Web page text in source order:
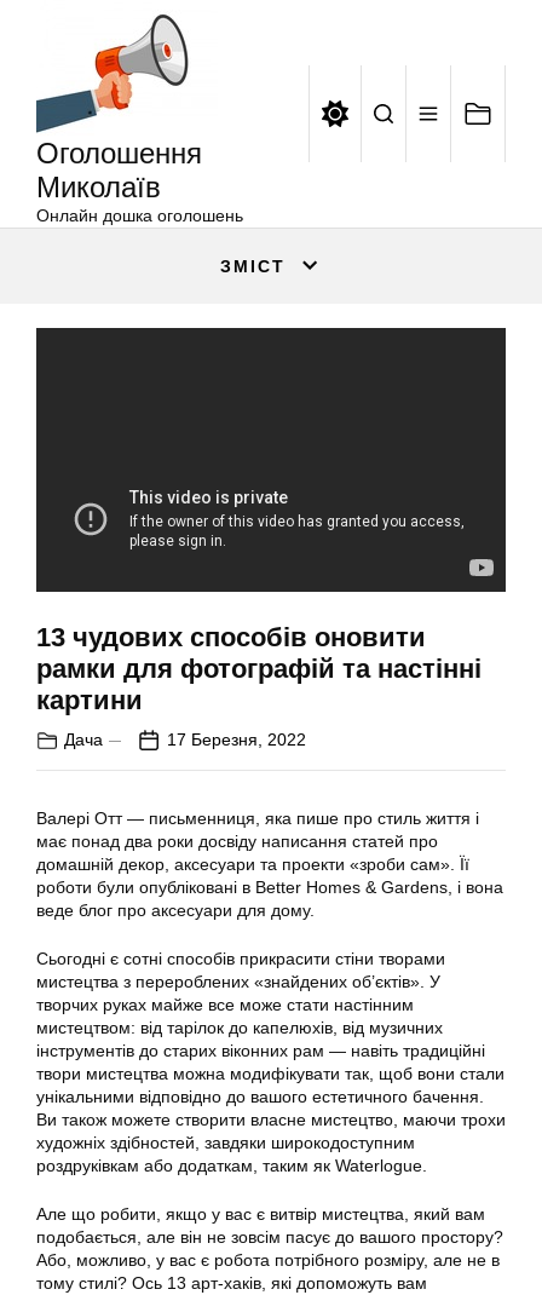
Оголошення
Миколаїв
Онлайн дошка оголошень
ЗМІСТ
13 чудових способів оновити
рамки для фотографій та настінні
картини
Дача 17 Березня, 2022
Валері Отт — письменниця, яка пише про стиль життя і
має понад два роки досвіду написання статей про
домашній декор, аксесуари та проекти «зроби сам». Її
роботи були опубліковані в Better Homes & Gardens, і вона
веде блог про аксесуари для дому.
Сьогодні є сотні способів прикрасити стіни творами
мистецтва з перероблених «знайдених об’єктів». У
творчих руках майже все може стати настінним
мистецтвом: від тарілок до капелюхів, від музичних
інструментів до старих віконних рам — навіть традиційні
твори мистецтва можна модифікувати так, щоб вони стали
унікальними відповідно до вашого естетичного бачення.
Ви також можете створити власне мистецтво, маючи трохи
художніх здібностей, завдяки широкодоступним
роздруківкам або додаткам, таким як Waterlogue.
Але що робити, якщо у вас є витвір мистецтва, який вам
подобається, але він не зовсім пасує до вашого простору?
Або, можливо, у вас є робота потрібного розміру, але не в
тому стилі? Ось 13 арт-хаків, які допоможуть вам